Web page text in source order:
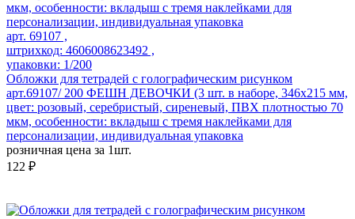
арт. 69107 ,
штрихкод: 4606008623492 ,
упаковки: 1/200
Обложки для тетрадей с голографическим рисунком
арт.69107/ 200 ФЕШН ДЕВОЧКИ (3 шт. в наборе, 346х215 мм,
цвет: розовый, серебристый, сиреневый, ПВХ плотностью 70
мкм, особенности: вкладыш с тремя наклейками для
персонализации, индивидуальная упаковка
розничная цена за 1шт.
122 ₽